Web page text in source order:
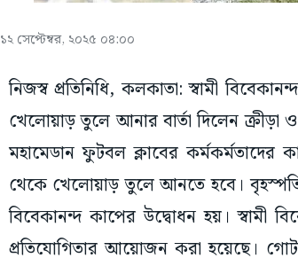
১২ সেপ্টেম্বর, ২০২৫ ০৪:০০
নিজস্ব প্রতিনিধি, কলকাতা: স্বামী
খেলোয়াড় তুলে আনার বার্তা দিলেন ক্রীড়া
মহামেডান ফুটবল ক্লাবের কর্মকর্মতাদের
থেকে খেলোয়াড় তুলে আনতে হবে।
বিবেকানন্দ কাপের উদ্বোধন হয়। স্বামী
প্রতিযোগিতার আয়োজন করা হয়েছে। গোটা